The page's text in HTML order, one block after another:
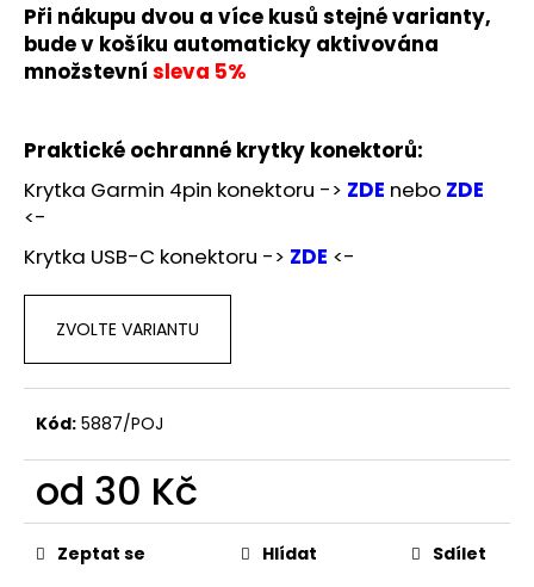
Při nákupu dvou a více kusů stejné varianty,
bude v košíku automaticky aktivována
množstevní sleva 5%
Praktické ochranné krytky konektorů:
Krytka Garmin 4pin konektoru -> ZDE nebo ZDE
<-
Krytka USB-C konektoru -> ZDE <-
ZVOLTE VARIANTU
Kód: 5887/POJ
od 30 Kč
Měrná
cena:Zeptat se Hlídat Sdílet